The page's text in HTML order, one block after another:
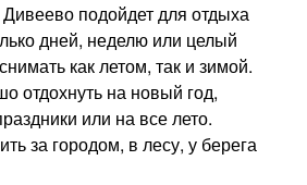
подойдет для отдыха
дней, неделю или целый
как летом, так и зимой.
отдохнуть на новый год,
или на все лето.
за городом, в лесу, у берега